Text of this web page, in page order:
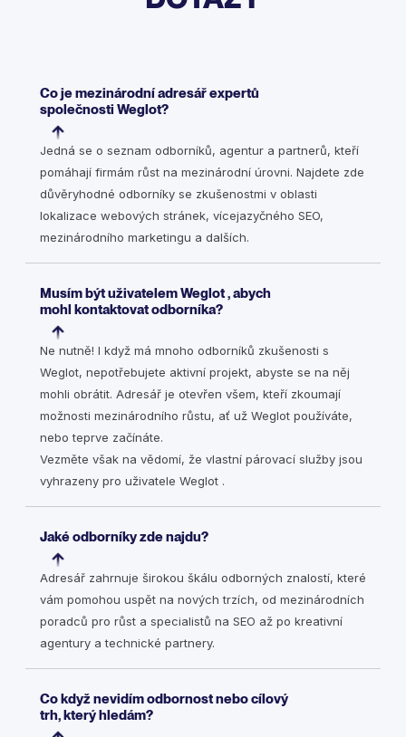
Co je mezinárodní adresář expertů
společnosti Weglot?
Jedná se o seznam odborníků, agentur a partnerů, kteří
pomáhají firmám růst na mezinárodní úrovni. Najdete zde
důvěryhodné odborníky se zkušenostmi v oblasti
lokalizace webových stránek, vícejazyčného SEO,
mezinárodního marketingu a dalších.
Musím být uživatelem Weglot , abych
mohl kontaktovat odborníka?
Ne nutně! I když má mnoho odborníků zkušenosti s
Weglot, nepotřebujete aktivní projekt, abyste se na něj
mohli obrátit. Adresář je otevřen všem, kteří zkoumají
možnosti mezinárodního růstu, ať už Weglot používáte,
nebo teprve začínáte.
Vezměte však na vědomí, že vlastní párovací služby jsou
vyhrazeny pro uživatele Weglot .
Jaké odborníky zde najdu?
Adresář zahrnuje širokou škálu odborných znalostí, které
vám pomohou uspět na nových trzích, od mezinárodních
poradců pro růst a specialistů na SEO až po kreativní
agentury a technické partnery.
Co když nevidím odbornost nebo cílový
trh, který hledám?